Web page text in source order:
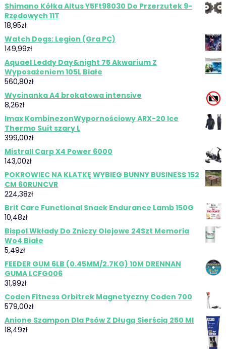
Shimano Kółka Altus Y5Ft98030 Do Przerzutek 9-
Rzędowych 11T
18,95zł
Watch Dogs: Legion (Gra PC)
149,99zł
Aquael Leddy Day&night 75 Akwarium Z
Wyposażeniem 105L Białe
560,80zł
Wycinanka A4 brokatowa intensive
8,26zł
Imax KombinezonWypornościowy ARX-20 Ice
Thermo Suit szary L
399,00zł
Mistrall Carp X4 Power 6000
143,00zł
POKROWIEC NA KLATKĘ WYBIEG BUNNY BUSINESS 152
CM 60RUNCVR
224,38zł
Brit Care Functional Snack Endurance Lamb 150G
10,48zł
Bispol Wkłady Do Zniczy Olejowe 24Szt Memoria
Wo4 Białe
5,49zł
FEEDER GUM 6LB (0.45MM/2.7KG) 10M DRENNAN
GUMA LCFG006
31,99zł
Coden Fitness Orbitrek Magnetyczny Coden 700
579,00zł
Anione Szampon Dla Psów Z Długą Sierścią 250 Ml
18,49zł